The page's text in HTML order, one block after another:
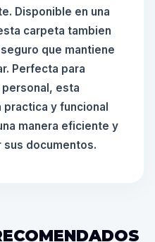
Disponible en una
carpeta tambien
que mantiene
Perfecta para
esta
practica y funcional
manera eficiente y
sus documentos.